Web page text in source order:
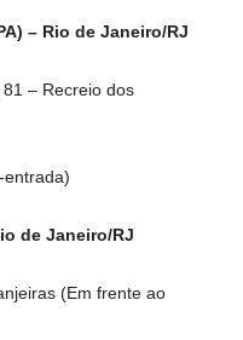
– Rio de Janeiro/RJ
– Recreio dos
entrada)
de Janeiro/RJ
(Em frente ao